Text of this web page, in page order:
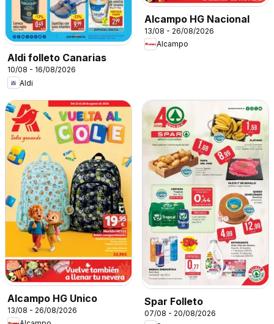
Aldi folleto Canarias
10/08 - 16/08/2026
Aldi
Alcampo HG Nacional
13/08 - 26/08/2026
Alcampo
Alcampo HG Unico
13/08 - 26/08/2026
Spar Folleto
07/08 - 20/08/2026